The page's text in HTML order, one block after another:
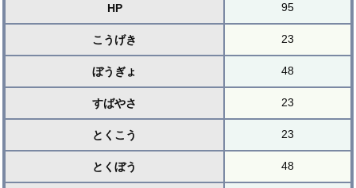
HP 95
こうげき 23
ぼうぎょ 48
すばやさ 23
とくこう 23
とくぼう 48